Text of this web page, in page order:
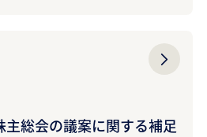
主総会の議案に関する補足